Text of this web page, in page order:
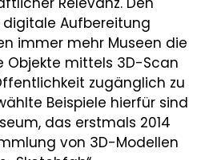
Aufbereitung
immer mehr Museen die
Objekte mittels 3D-Scan
zugänglich zu
Beispiele hierfür sind
das erstmals 2014
von 3D-Modellen